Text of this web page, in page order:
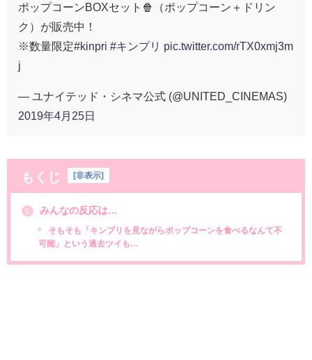
ポップコーンBOXセット🍿（ポップコーン＋ドリン
ク）が販売中！
※数量限定#kinpri #キンプリ pic.twitter.com/rTX0xmj3m
j
— ユナイテッド・シネマ公式 (@UNITED_CINEMAS)
2019年4月25日
もくじ 非表示
1 みんなの反応は…
そもそも「キンプリを見ながらポップコーンを食べるなんて不
可能」という過去ツイも…